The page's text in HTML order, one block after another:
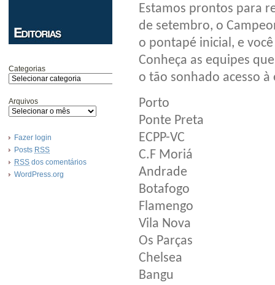
Categorias
Arquivos
Fazer login
Posts RSS
RSS dos comentários
WordPress.org
Estamos prontos para
de setembro, o
o pontapé inicial, e
Conheça as equipes
o tão sonhado acesso
Porto
Ponte Preta
ECPP-VC
C.F Moriá
Andrade
Botafogo
Flamengo
Vila Nova
Os Parças
Chelsea
Bangu